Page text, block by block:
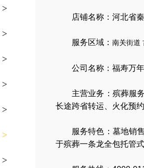
>
>
>
>
>
>
>
店铺名称：河北省
服务区域： 南关街道
公司名称： 福寿万
主营业务： 殡葬服务
长途跨省转运
火化预约
服务特色： 墓地销
于殡葬一条龙全包托管